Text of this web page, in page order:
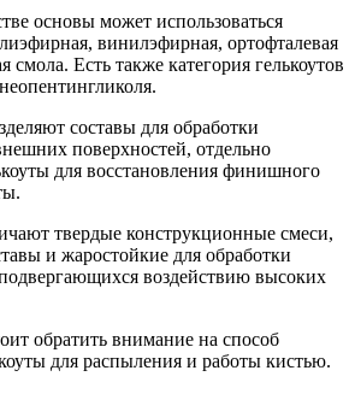
основы может использоваться
винилэфирная, ортофталевая
смола. Есть также категория гелькоутов
составы для обработки
поверхностей, отдельно
для восстановления финишного
твердые конструкционные смеси,
и жаростойкие для обработки
воздействию высоких
обратить внимание на способ
для распыления и работы кистью.